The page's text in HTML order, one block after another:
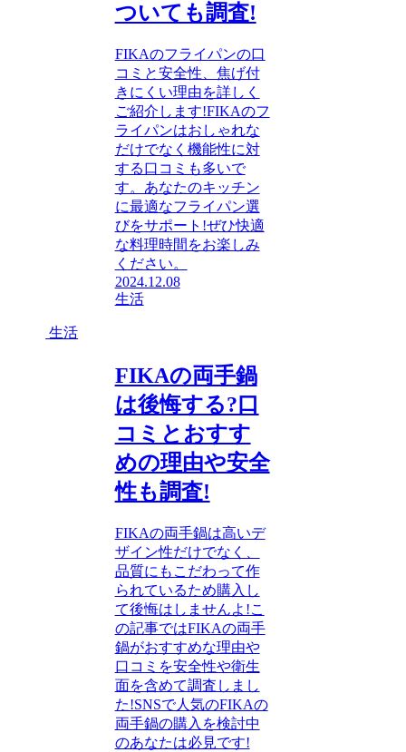
ついても調査!
FIKAのフライパンの口
コミと安全性、焦げ付
きにくい理由を詳しく
ご紹介します!FIKAのフ
ライパンはおしゃれな
だけでなく機能性に対
する口コミも多いで
す。あなたのキッチン
に最適なフライパン選
びをサポート!ぜひ快適
な料理時間をお楽しみ
ください。
2024.12.08
生活
生活
FIKAの両手鍋
は後悔する?口
コミとおすす
めの理由や安全
性も調査!
FIKAの両手鍋は高いデ
ザイン性だけでなく、
品質にもこだわって作
られているため購入し
て後悔はしませんよ!こ
の記事ではFIKAの両手
鍋がおすすめな理由や
口コミを安全性や衛生
面を含めて調査しまし
た!SNSで人気のFIKAの
両手鍋の購入を検討中
のあなたは必見です!